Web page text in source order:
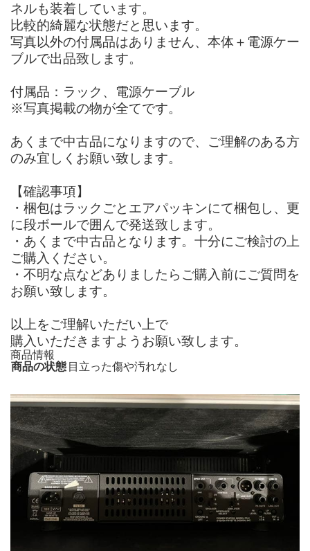
ネルも装着しています。
比較的綺麗な状態だと思います。
写真以外の付属品はありません、本体＋電源ケー
ブルで出品致します。
付属品：ラック、電源ケーブル
※写真掲載の物が全てです。
あくまで中古品になりますので、ご理解のある方
のみ宜しくお願い致します。
【確認事項】
・梱包はラックごとエアパッキンにて梱包し、更
に段ボールで囲んで発送致します。
・あくまで中古品となります。十分にご検討の上
ご購入ください。
・不明な点などありましたらご購入前にご質問を
お願い致します。
以上をご理解いただい上で
購入いただきますようお願い致します。
商品情報
商品の状態 目立った傷や汚れなし